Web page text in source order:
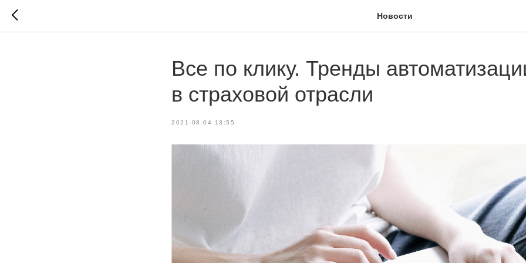
Новости
Все по клику. Тренды
в страховой отрасли
2021-08-04 13:55